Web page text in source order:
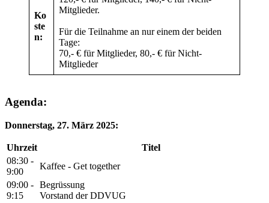
Ko
ste
n:
Mitglieder.
Für die Teilnahme an nur einem der beiden
Tage:
70,- € für Mitglieder, 80,- € für Nicht-
Mitglieder
Agenda:
Donnerstag, 27. März 2025:
Uhrzeit
Titel
08:30 -
9:00
Kaffee - Get together
09:00 -
9:15
Begrüssung
Vorstand der DDVUG